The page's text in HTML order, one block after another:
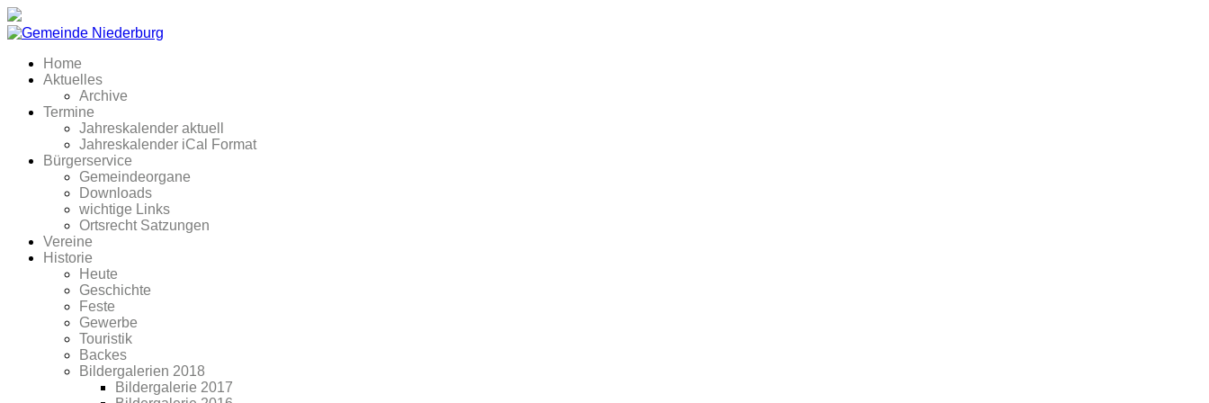
Home
Aktuelles
Archive
Termine
Jahreskalender aktuell
Jahreskalender iCal Format
Bürgerservice
Gemeindeorgane
Downloads
wichtige Links
Ortsrecht Satzungen
Vereine
Historie
Heute
Geschichte
Feste
Gewerbe
Touristik
Backes
Bildergalerien 2018
Bildergalerie 2017